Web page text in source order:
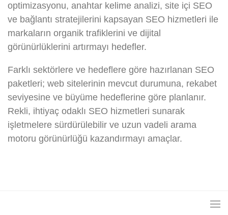
optimizasyonu, anahtar kelime analizi, site içi SEO
ve bağlantı stratejilerini kapsayan SEO hizmetleri ile
markaların organik trafiklerini ve dijital
görünürlüklerini artırmayı hedefler.
Farklı sektörlere ve hedeflere göre hazırlanan SEO
paketleri; web sitelerinin mevcut durumuna, rekabet
seviyesine ve büyüme hedeflerine göre planlanır.
Rekli, ihtiyaç odaklı SEO hizmetleri sunarak
işletmelere sürdürülebilir ve uzun vadeli arama
motoru görünürlüğü kazandırmayı amaçlar.